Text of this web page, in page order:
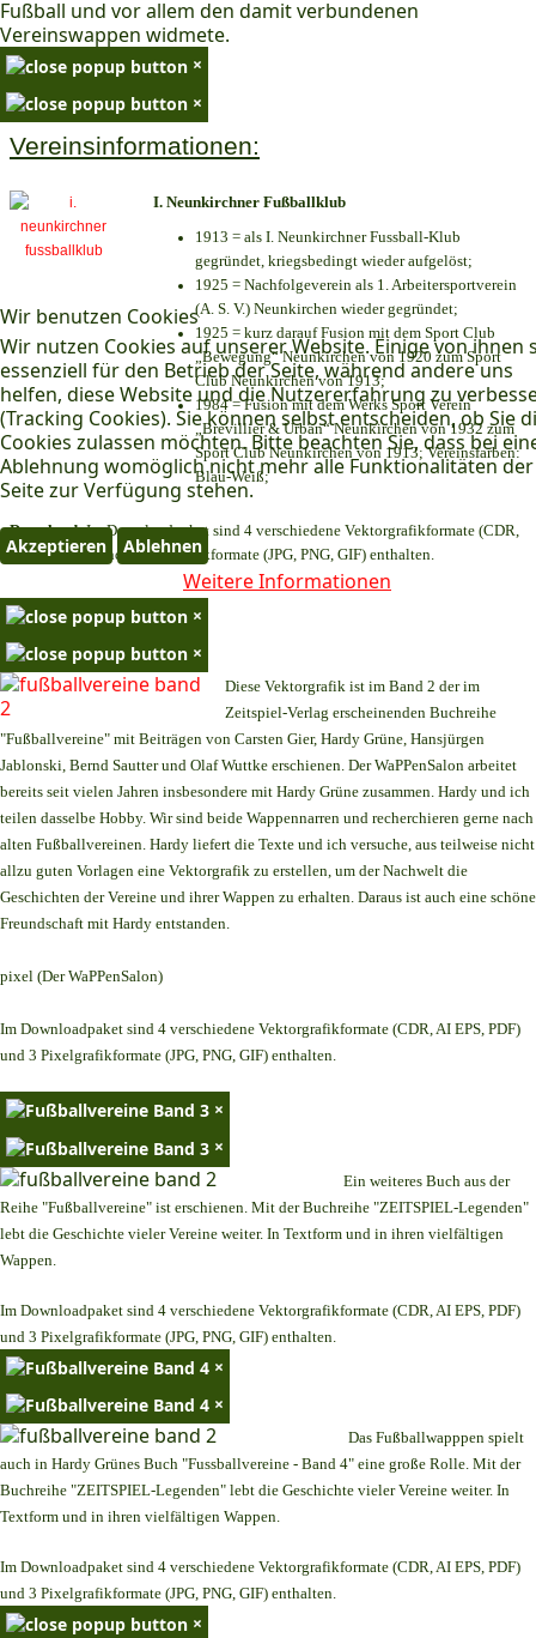
Wir benutzen Cookies
Wir nutzen Cookies auf unserer Website. Einige von ihnen
essenziell für den Betrieb der Seite, während andere uns
helfen, diese Website und die Nutzererfahrung zu
(Tracking Cookies). Sie können selbst entscheiden, ob Sie
Cookies zulassen möchten. Bitte beachten Sie, dass bei
Ablehnung womöglich nicht mehr alle Funktionalitäten der
Seite zur Verfügung stehen.
Akzeptieren Ablehnen
Weitere Informationen
Fußball und vor allem den damit verbundenen
Vereinswappen widmete.
×
×
Vereinsinformationen:
I. Neunkirchner Fußballklub
1913 = als I. Neunkirchner Fussball-Klub
gegründet, kriegsbedingt wieder aufgelöst;
1925 = Nachfolgeverein als 1. Arbeitersportverein
(A. S. V.) Neunkirchen wieder gegründet;
1925 = kurz darauf Fusion mit dem Sport Club
„Bewegung“ Neunkirchen von 1920 zum Sport
Club Neunkirchen von 1913;
1984 = Fusion mit dem Werks Sport Verein
„Brevillier & Urban“ Neunkirchen von 1932 zum
Sport Club Neunkirchen von 1913; Vereinsfarben:
Blau-Weiß;
Download:Im Downloadpaket sind 4 verschiedene Vektorgrafikformate (CDR,
AI EPS, PDF) und 3 Pixelgrafikformate (JPG, PNG, GIF) enthalten.
×
×
Diese Vektorgrafik ist im Band 2 der im
Zeitspiel-Verlag erscheinenden Buchreihe
"Fußballvereine" mit Beiträgen von Carsten Gier, Hardy Grüne, Hansjürgen
Jablonski, Bernd Sautter und Olaf Wuttke erschienen. Der WaPPenSalon arbeitet
bereits seit vielen Jahren insbesondere mit Hardy Grüne zusammen. Hardy und ich
teilen dasselbe Hobby. Wir sind beide Wappennarren und recherchieren gerne nach
alten Fußballvereinen. Hardy liefert die Texte und ich versuche, aus teilweise nicht
allzu guten Vorlagen eine Vektorgrafik zu erstellen, um der Nachwelt die
Geschichten der Vereine und ihrer Wappen zu erhalten. Daraus ist auch eine schöne
Freundschaft mit Hardy entstanden.
pixel (Der WaPPenSalon)
Im Downloadpaket sind 4 verschiedene Vektorgrafikformate (CDR, AI EPS, PDF)
und 3 Pixelgrafikformate (JPG, PNG, GIF) enthalten.
×
×
Ein weiteres Buch aus der
Reihe "Fußballvereine" ist erschienen. Mit der Buchreihe "ZEITSPIEL-Legenden"
lebt die Geschichte vieler Vereine weiter. In Textform und in ihren vielfältigen
Wappen.
Im Downloadpaket sind 4 verschiedene Vektorgrafikformate (CDR, AI EPS, PDF)
und 3 Pixelgrafikformate (JPG, PNG, GIF) enthalten.
×
×
Das Fußballwapppen spielt
auch in Hardy Grünes Buch "Fussballvereine - Band 4" eine große Rolle. Mit der
Buchreihe "ZEITSPIEL-Legenden" lebt die Geschichte vieler Vereine weiter. In
Textform und in ihren vielfältigen Wappen.
Im Downloadpaket sind 4 verschiedene Vektorgrafikformate (CDR, AI EPS, PDF)
und 3 Pixelgrafikformate (JPG, PNG, GIF) enthalten.
×